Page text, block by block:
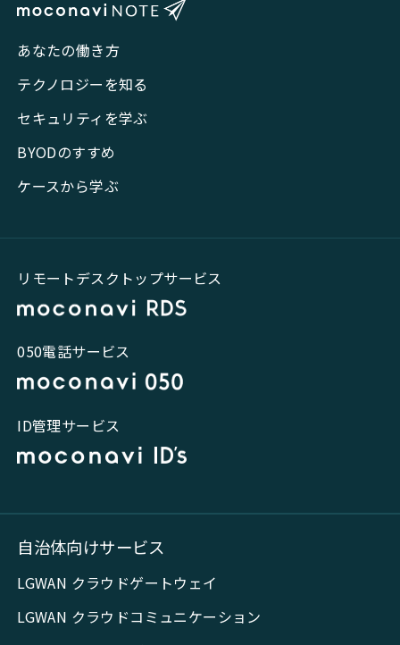
あなたの働き方
テクノロジーを知る
セキュリティを学ぶ
BYODのすすめ
ケースから学ぶ
リモートデスクトップサービス
050電話サービス
ID管理サービス
自治体向けサービス
LGWAN クラウドゲートウェイ
LGWAN クラウドコミュニケーション